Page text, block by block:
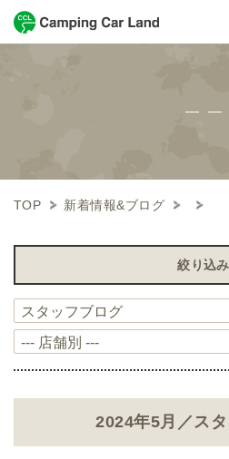
TOP 新着情報&ブログ
絞り込み
2024年5月／ス